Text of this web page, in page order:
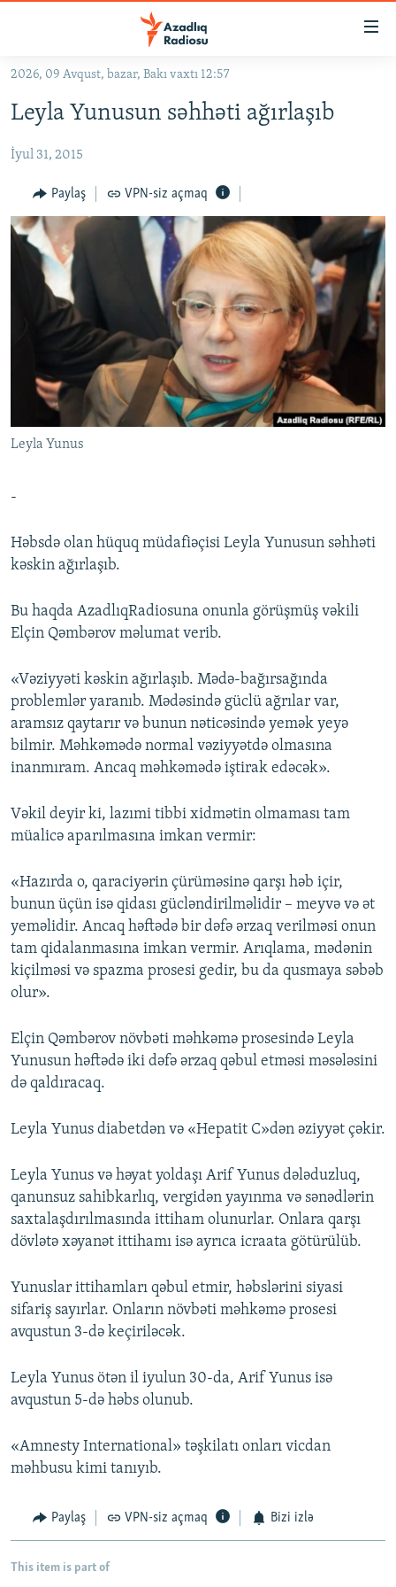
Əsas
qayıt
naviqasiyaya
Axtarışa
keç
#İZAHLA
KORRUPSIOMETR
#ƏSLINDƏ
FƏRQƏ BAX
QANUNI DOĞRU
ARAŞDIRMA
MULTIMEDIA
FOTOQALEREYA
İNFOQRAFIKA
KARIKATURA
RADIO ARXIV
OXU ZALI
AZƏRBAYCAN ƏDƏBIYYATI KITABXANASI
İSLAM VƏ DEMOKRATIYA
HAQQIMIZDA
MISSIYAMIZ
PEŞƏ ETIKASI VƏ JURNALISTIKA STANDARTLARIMIZ
BIZIMLƏ ƏLAQƏ
XƏBƏR BÜLLETENLƏRIMIZ
BIZI IZLƏ
2026, 09 Avqust, bazar, Bakı vaxtı 12:57
Leyla Yunusun səhhəti ağırlaşıb
İyul 31, 2015
Paylaş VPN-siz açmaq
Leyla Yunus
-
Həbsdə olan hüquq müdafiəçisi Leyla Yunusun səhhəti
kəskin ağırlaşıb.
Bu haqda AzadlıqRadiosuna onunla görüşmüş vəkili
Elçin Qəmbərov məlumat verib.
«Vəziyyəti kəskin ağırlaşıb. Mədə-bağırsağında
problemlər yaranıb. Mədəsində güclü ağrılar var,
aramsız qaytarır və bunun nəticəsində yemək yeyə
bilmir. Məhkəmədə normal vəziyyətdə olmasına
inanmıram. Ancaq məhkəmədə iştirak edəcək».
Vəkil deyir ki, lazımi tibbi xidmətin olmaması tam
müalicə aparılmasına imkan vermir:
«Hazırda o, qaraciyərin çürüməsinə qarşı həb içir,
bunun üçün isə qidası gücləndirilməlidir – meyvə və ət
yeməlidir. Ancaq həftədə bir dəfə ərzaq verilməsi onun
tam qidalanmasına imkan vermir. Arıqlama, mədənin
kiçilməsi və spazma prosesi gedir, bu da qusmaya səbəb
olur».
Elçin Qəmbərov növbəti məhkəmə prosesində Leyla
Yunusun həftədə iki dəfə ərzaq qəbul etməsi məsələsini
də qaldıracaq.
Leyla Yunus diabetdən və «Hepatit C»dən əziyyət çəkir.
Leyla Yunus və həyat yoldaşı Arif Yunus dələduzluq,
qanunsuz sahibkarlıq, vergidən yayınma və sənədlərin
saxtalaşdırılmasında ittiham olunurlar. Onlara qarşı
dövlətə xəyanət ittihamı isə ayrıca icraata götürülüb.
Yunuslar ittihamları qəbul etmir, həbslərini siyasi
sifariş sayırlar. Onların növbəti məhkəmə prosesi
avqustun 3-də keçiriləcək.
Leyla Yunus ötən il iyulun 30-da, Arif Yunus isə
avqustun 5-də həbs olunub.
«Amnesty International» təşkilatı onları vicdan
məhbusu kimi tanıyıb.
Paylaş VPN-siz açmaq Bizi izlə
This item is part of